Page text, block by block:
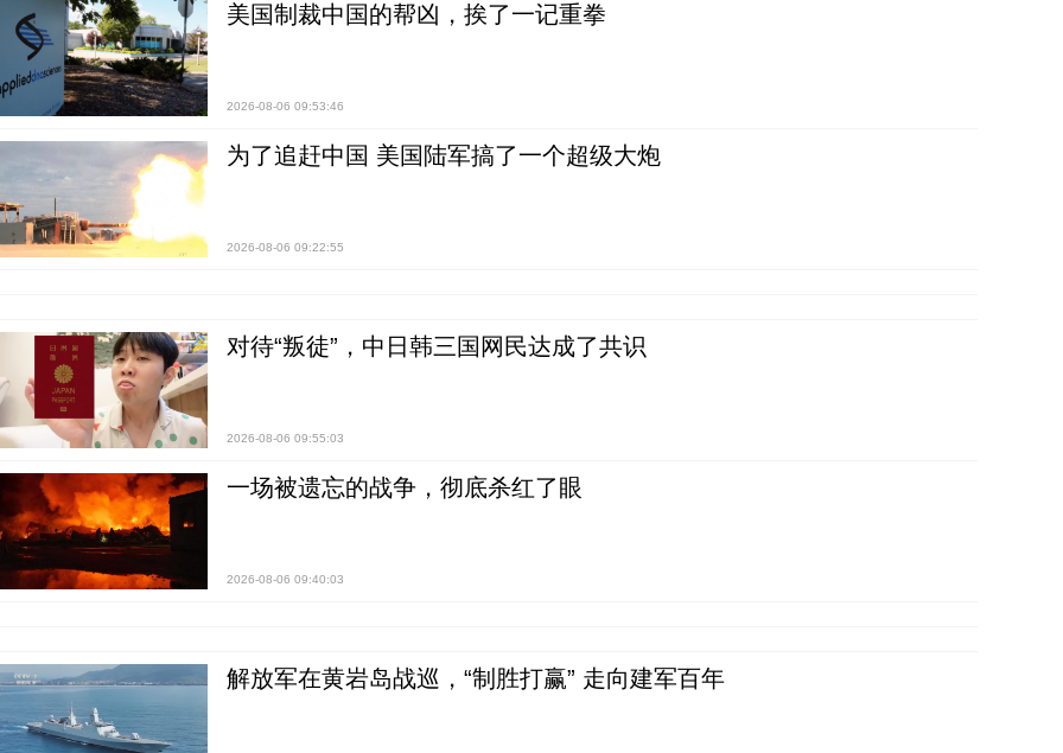
美国制裁中国的帮凶，挨了一记重拳
2026-08-06 09:53:46
为了追赶中国 美国陆军搞了一个超级大炮
2026-08-06 09:22:55
对待“叛徒”，中日韩三国网民达成了共识
2026-08-06 09:55:03
一场被遗忘的战争，彻底杀红了眼
2026-08-06 09:40:03
解放军在黄岩岛战巡，“制胜打赢” 走向建军百年